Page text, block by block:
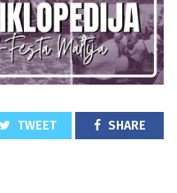
TWEET SHARE